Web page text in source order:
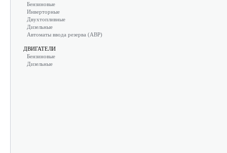
Бензиновые
Инверторные
Двухтопливные
Дизельные
Автоматы ввода резерва (АВР)
ДВИГАТЕЛИ
Бензиновые
Дизельные